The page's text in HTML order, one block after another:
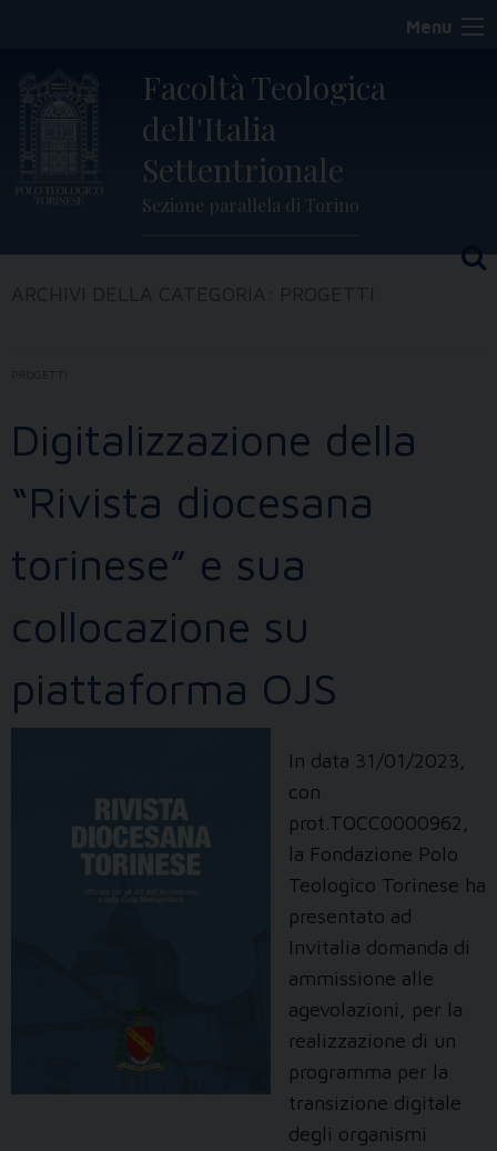
content
Menu
Facoltà Teologica
dell'Italia
Settentrionale
Sezione parallela di Torino
PROGETTI
Digitalizzazione della
“Rivista diocesana
torinese” e sua
collocazione su
piattaforma OJS
In data 31/01/2023,
con
prot.TOCC0000962,
la Fondazione Polo
Teologico Torinese ha
presentato ad
Invitalia domanda di
ammissione alle
agevolazioni, per la
realizzazione di un
programma per la
transizione digitale
degli organismi